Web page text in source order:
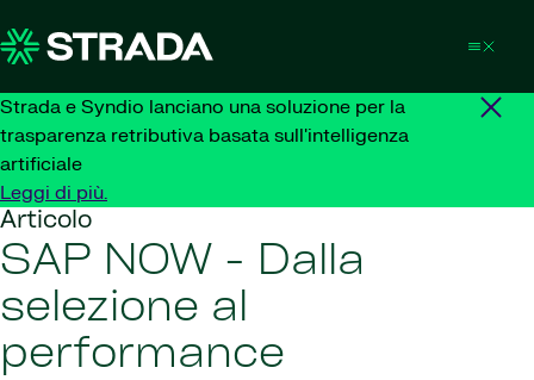
Strada e Syndio lanciano una soluzione per la
trasparenza retributiva basata sull'intelligenza
artificiale
Leggi di più.
Articolo
SAP NOW - Dalla
selezione al
performance